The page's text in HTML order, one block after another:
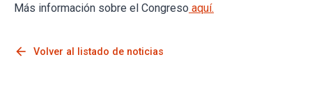
Más información sobre el Congreso aquí.
arrow_back Volver al listado de noticias